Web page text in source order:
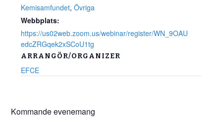
Kemisamfundet,Övriga
Webbplats:
https://us02web.zoom.us/webinar/register/WN_9OAU
edcZRGqek2xSCoU1tg
ARRANGÖR/ORGANIZER
EFCE
Kommande evenemang